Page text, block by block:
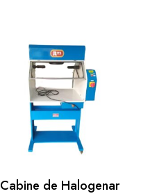
Cabine de Halogenar